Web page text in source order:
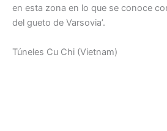
en esta zona en lo que se conoce
del gueto de Varsovia’.
Túneles Cu Chi (Vietnam)